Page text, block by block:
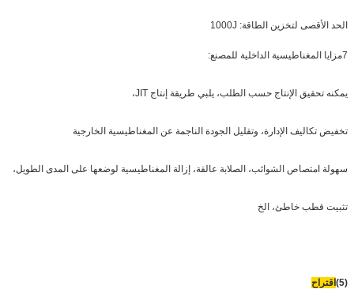
الحد الأقصى لتخزين الطاقة: 1000J
7مزايا المغناطيسية الداخلية للمصنع:
يمكنه تحقيق الإنتاج حسب الطلب، يلبي طريقة إنتاج JIT،
تخفيض تكاليف الإدارة، وتقليل الجودة الناجمة عن المغناطيسية الخارجية
سهولة امتصاص الشوائب، الصلابة عالقة، إزالة المغناطيسية لوضعها على المدى الطويل،
تثبيت قطب خاطئ، الخ
(5) اقتراح